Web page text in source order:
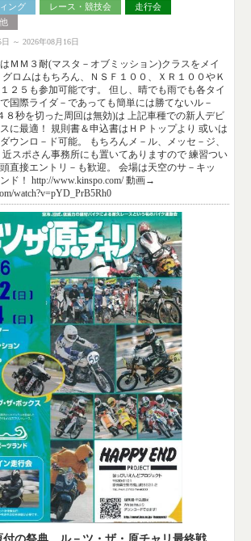
ング レース・競技会
走行会
～ 2026年08月16日
ＭＭ３耐(マスタ－オブミッション)クラスをメイ
ロムはもちろん、ＮＳＦ１００、ＸＲ１００やＫ
２５も参加可能です。 但し、晴でも雨でも各タイ
国際ライダ－であっても簡単には勝てないル－
８秒を切った周回は無効)は 上記車種での新人デビ
に最適！ 規則書＆申込書はＨＰトップより 或いは
ウンロ－ド可能。 もちろんメ－ル、メッセ－ジ、
スポさん事務所にも置いてありますので 練習つい
直接エントリ－も歓迎。 会場は天空のサ－キッ
ド！ http://www.kinspo.com/ 動画→
watch?v=pYD_PrB5Rh0